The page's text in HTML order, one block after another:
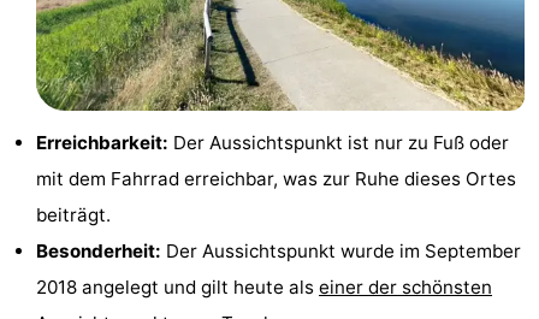
Villapark
Residentie
Texel
Villapark
Vogelmient
Hotels
Zimmer
(mit
Frühstück)
Lastminutes
Strand
Sehen
Erreichbarkeit: Der Aussichtspunkt ist nur zu Fuß oder
mit dem Fahrrad erreichbar, was zur Ruhe dieses Ortes
beiträgt.
Besonderheit: Der Aussichtspunkt wurde im September
2018 angelegt und gilt heute als einer der schönsten